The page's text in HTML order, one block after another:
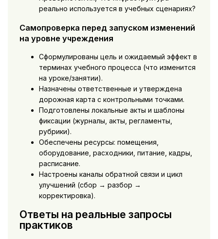
реально используется в учебных сценариях?
Самопроверка перед запуском изменений
на уровне учреждения
Сформулированы цель и ожидаемый эффект в
терминах учебного процесса (что изменится
на уроке/занятии).
Назначены ответственные и утверждена
дорожная карта с контрольными точками.
Подготовлены локальные акты и шаблоны
фиксации (журналы, акты, регламенты,
рубрики).
Обеспечены ресурсы: помещения,
оборудование, расходники, питание, кадры,
расписание.
Настроены каналы обратной связи и цикл
улучшений (сбор → разбор →
корректировка).
Ответы на реальные запросы
практиков